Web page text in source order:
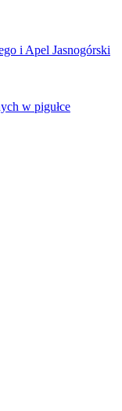
i Apel Jasnogórski
w pigułce